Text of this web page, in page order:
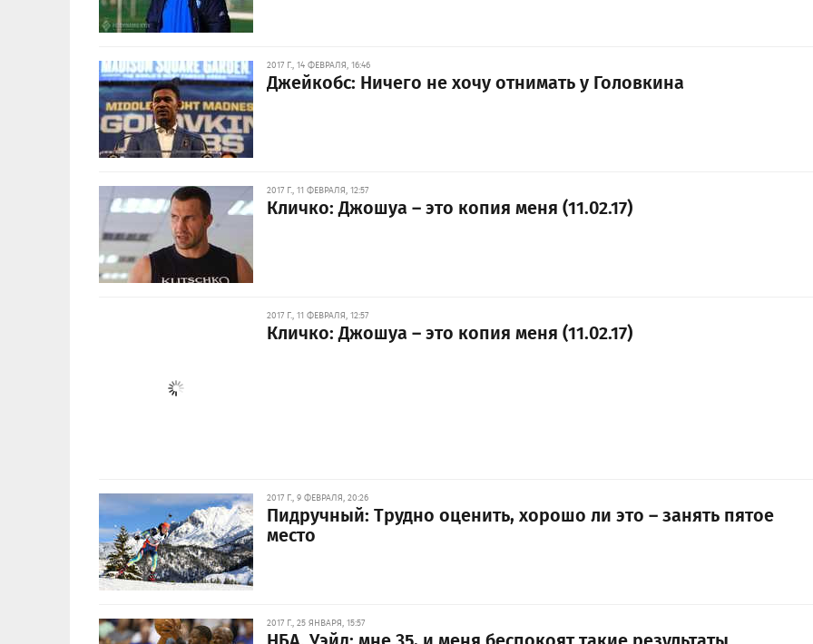
2017 Г., 14 ФЕВРАЛЯ, 16:46
Джейкобс: Ничего не хочу отнимать у Головкина
2017 Г., 11 ФЕВРАЛЯ, 12:57
Кличко: Джошуа – это копия меня (11.02.17)
2017 Г., 11 ФЕВРАЛЯ, 12:57
Кличко: Джошуа – это копия меня (11.02.17)
2017 Г., 9 ФЕВРАЛЯ, 20:26
Пидручный: Трудно оценить, хорошо ли это – занять пятое
место
2017 Г., 25 ЯНВАРЯ, 15:57